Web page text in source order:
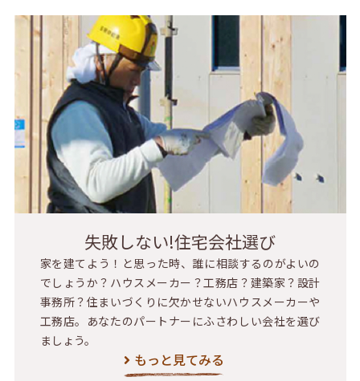
失敗しない!住宅会社選び
家を建てよう！と思った時、誰に相談するのがよいの
でしょうか？ハウスメーカー？工務店？建築家？設計
事務所？住まいづくりに欠かせないハウスメーカーや
工務店。あなたのパートナーにふさわしい会社を選び
ましょう。
もっと見てみる